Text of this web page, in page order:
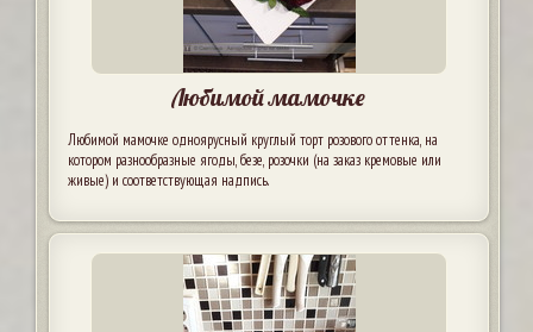
Любимой мамочке
Любимой мамочке одноярусный круглый торт розового оттенка, на
котором разнообразные ягоды, безе, розочки (на заказ кремовые или
живые) и соответствующая надпись.